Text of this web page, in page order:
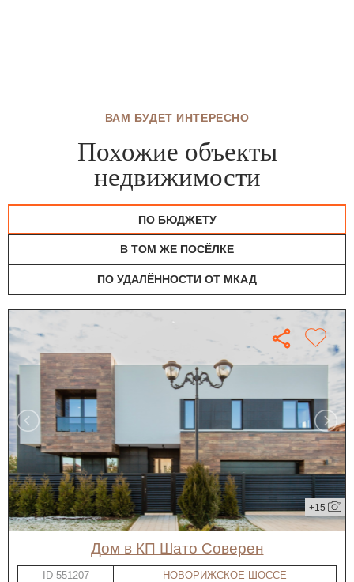
ВАМ БУДЕТ ИНТЕРЕСНО
Похожие объекты
недвижимости
ПО БЮДЖЕТУ
В ТОМ ЖЕ ПОСЁЛКЕ
ПО УДАЛЁННОСТИ ОТ МКАД
+15
дом в КП Шато Соверен
ID-551207
НОВОРИЖСКОЕ ШОССЕ